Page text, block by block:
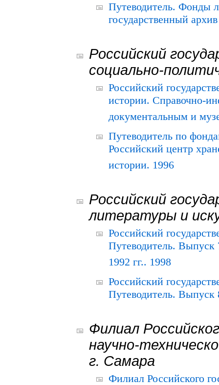
Путеводитель. Фонды
государственный
Российский
социально-
Российский
истории. Справочно-
документальным и
Путеводитель по
Российский центр
истории. 1996
Российский
литературы и
Российский
Путеводитель.
1992 гг.. 1998
Российский
Путеводитель. Выпуск
Филиал
научно-
г. Самара
Филиал Российского